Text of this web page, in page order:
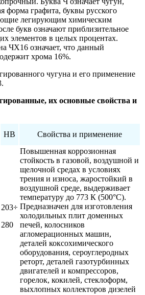
графита, буквы русского
легирующим химическим
букв означают приблизительное
элементов в целых процентах.
ЧХ16 означает, что данный
хрома 16%.
чугуна и его применение
их основные свойства и
НВ Свойства и применение
203÷
280
Повышенная коррозионная
стойкость в газовой, воздушной и
щелочной средах в условиях
трения и износа, жаростойкий в
воздушной среде, выдерживает
температуру до 773 К (500°С).
Предназначен для изготовления
холодильных плит доменных
печей, колосников
агломерационных машин,
деталей коксохимического
оборудования, сероуглеродных
реторт, деталей газотурбинных
двигателей и компрессоров,
горелок, кокилей, стеклоформ,
выхлопных коллекторов дизелей